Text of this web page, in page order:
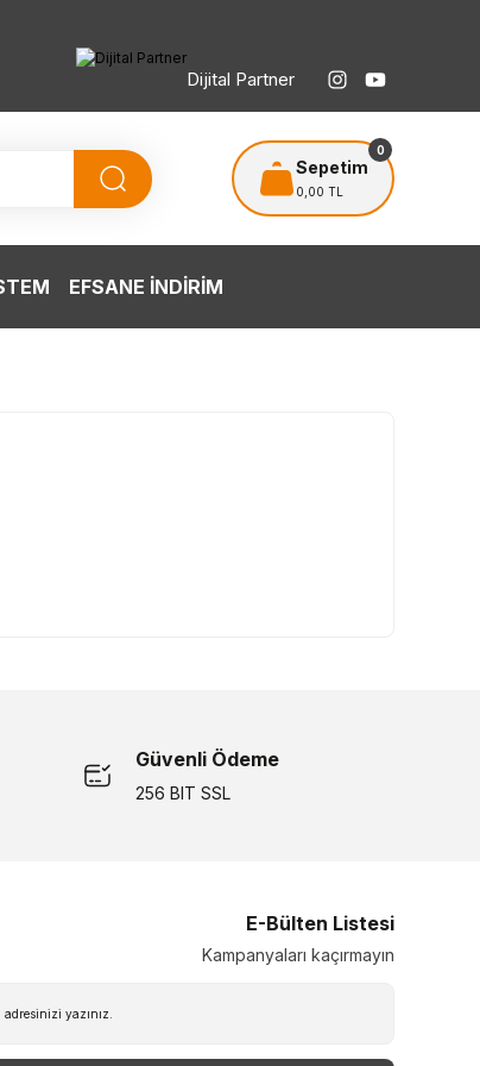
HERYERİNE ÜCRETSİZ KARGO
Dijital Partner
Sepetim
0,00 TL
0
EFSANE İNDİRİM
Güvenli Ödeme
256 BIT SSL
E-Bülten Listesi
Kampanyaları kaçırmayın